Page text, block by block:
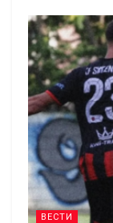
ВЕСТИ